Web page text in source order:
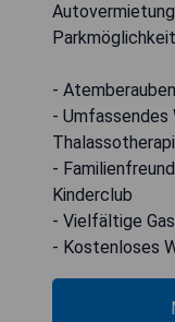
-
-
-
Kinderclub
- Vielfältige
- Kostenloses